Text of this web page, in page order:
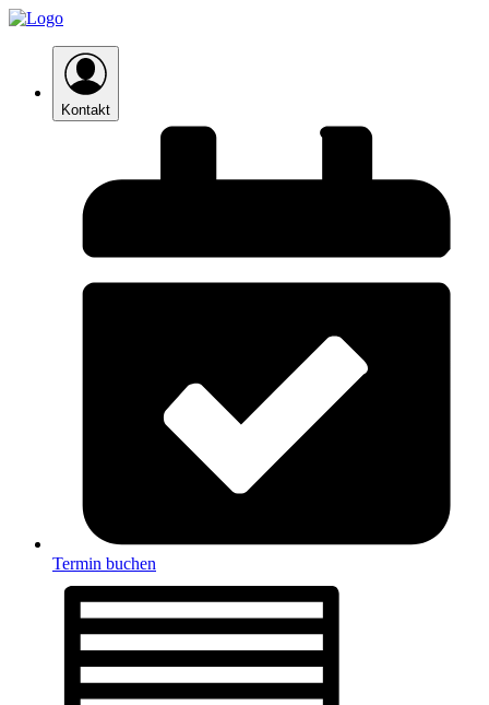
Kontakt
Termin buchen